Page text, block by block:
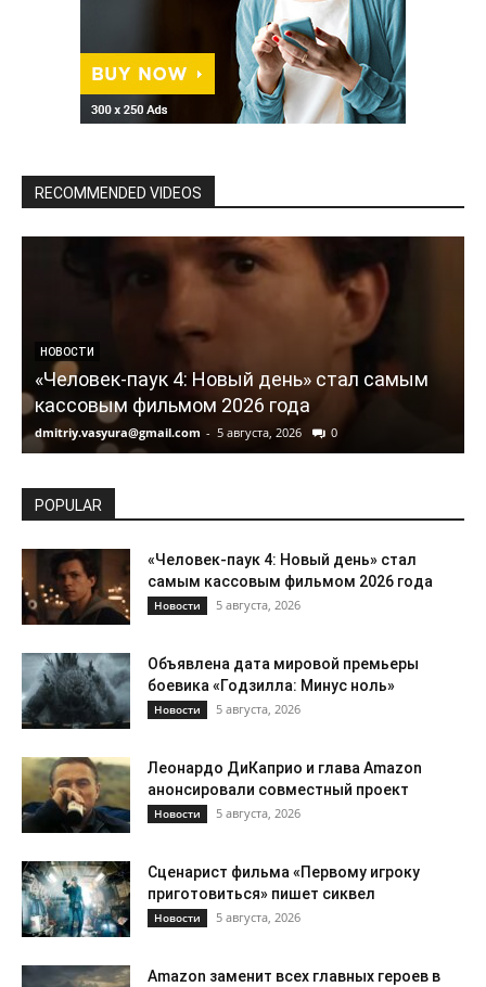
RECOMMENDED VIDEOS
НОВОСТИ
«Человек-паук 4: Новый день» стал самым
кассовым фильмом 2026 года
dmitriy.vasyura@gmail.com - 5 августа, 2026 0
POPULAR
«Человек-паук 4: Новый день» стал
самым кассовым фильмом 2026 года
Новости 5 августа, 2026
Объявлена дата мировой премьеры
боевика «Годзилла: Минус ноль»
Новости 5 августа, 2026
Леонардо ДиКаприо и глава Amazon
анонсировали совместный проект
Новости 5 августа, 2026
Сценарист фильма «Первому игроку
приготовиться» пишет сиквел
Новости 5 августа, 2026
Amazon заменит всех главных героев в